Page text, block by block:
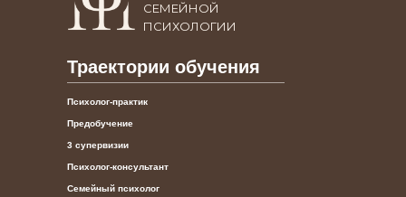
Траектории обучения
Психолог-практик
Предобучение
3 супервизии
Психолог-консультант
Семейный психолог
СЕМЕЙНОЙ
ПСИХОЛОГИИ